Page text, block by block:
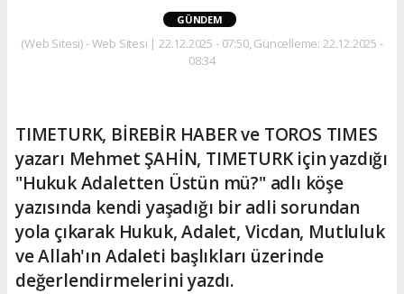
GÜNDEM
(Web Sitesi) - Web Sitesi | 22.12.2025 - 07:50, Güncelleme: 22.12.2025 -
08:34
TIMETURK, BİREBİR HABER ve TOROS TIMES
yazarı Mehmet ŞAHİN, TIMETURK için yazdığı
"Hukuk Adaletten Üstün mü?" adlı köşe
yazısında kendi yaşadığı bir adli sorundan
yola çıkarak Hukuk, Adalet, Vicdan, Mutluluk
ve Allah'ın Adaleti başlıkları üzerinde
değerlendirmelerini yazdı.